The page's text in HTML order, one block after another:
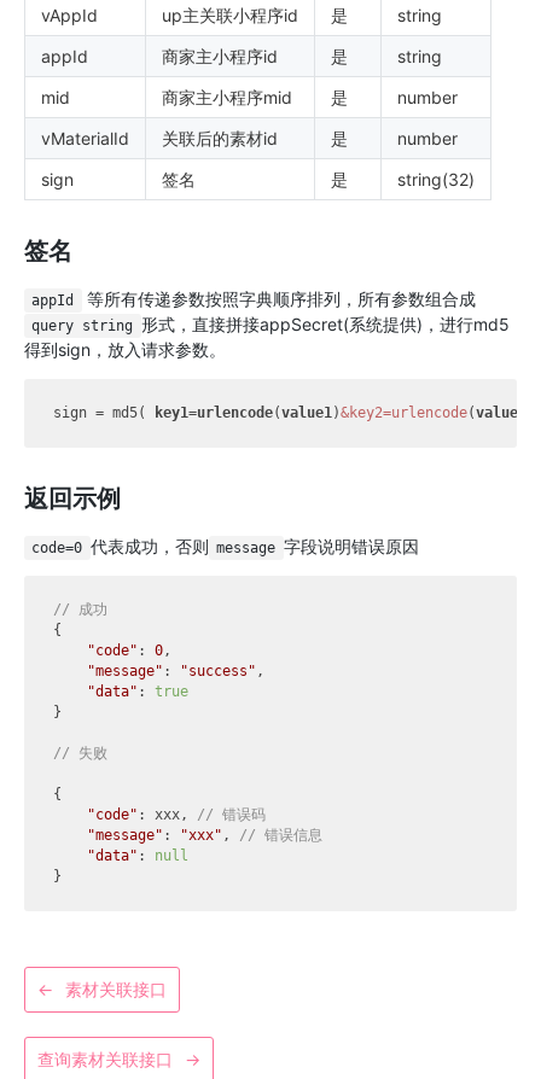
vAppId
up主关联小程序id 是
string
appId
商家主小程序id 是
string
mid
商家主小程序mid 是
number
vMaterialId
关联后的素材id 是
number
sign
签名 是 string(32)
签名
appId 等所有传递参数按照字典顺序排列，所有参数组合成
query string 形式，直接拼接appSecret(系统提供)，进行md5
得到sign，放入请求参数。
sign = md5( key1=urlencode(value1)&key2=urlencode(value2
返回示例
code=0 代表成功，否则 message 字段说明错误原因
// 成功
{
"code" : 0,
"message" : "success" ,
"data" : true
}
// 失败
{
"code" : xxx, // 错误码
"message" : "xxx" , // 错误信息
"data" : null
← 素材关联接口
查询素材关联接口 →